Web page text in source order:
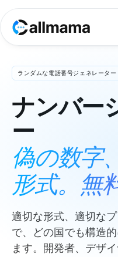
ランダムな電話番号ジェネレーター
ナンバー
ー
偽の数字
形式。無
適切な形式、適切な
で、どの国でも構造
ます。開発者、デザ